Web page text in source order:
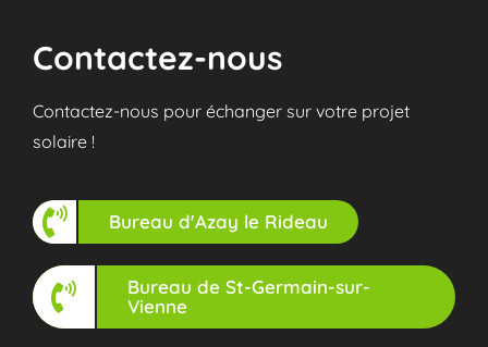
Contactez-nous
Contactez-nous pour échanger sur votre projet
solaire !
Bureau d'Azay le Rideau
Bureau de St-Germain-sur-
Vienne